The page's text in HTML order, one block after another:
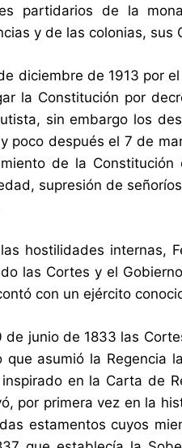
partidarios de la
y de las colonias,
diciembre de 1913 por
la Constitución por
sin embargo los
poco después el 7 de
de la
supresión de
hostilidades internas,
las Cortes y el
con un ejército
de junio de 1833 las
que asumió la Regencia
en la Carta de
por primera vez en la
estamentos cuyos